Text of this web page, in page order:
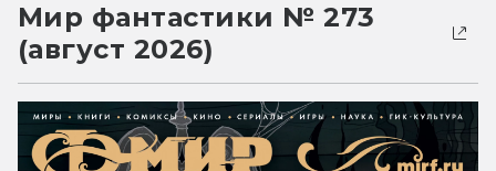
Мир фантастики № 273
(август 2026)